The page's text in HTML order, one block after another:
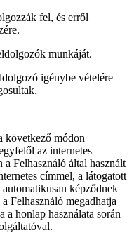
fel, és erről
munkáját.
igénybe vételére
következő módon
az internetes
a Felhasználó által használt
címmel, a látogatott
képződnek
Felhasználó megadhatja
a honlap használata során